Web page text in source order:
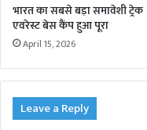
भारत का सबसे बड़ा समावेशी ट्रेक
एवरेस्ट बेस कैंप हुआ पूरा
April 15, 2026
Leave a Reply